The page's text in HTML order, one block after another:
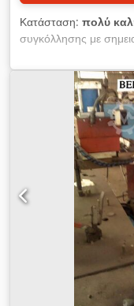
Κατάσταση: πολύ
συγκόλλησης με
βραχίονα, ψυκτική με
αέρα Κατασκευαστής:
ισχύς σε κύκλο
βραχυκυκλώματος:
1,8 - 5,2 V Δύναμη
140 ή 300 mm Μήκος
ενσωματωμένο
VDE 0100 με
Σύγχρονος